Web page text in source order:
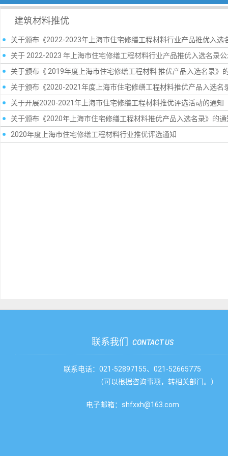
建筑材料推优
关于颁布《2022-2023年上海市住宅修缮工程材料行业产品推优入选
关于 2022-2023 年上海市住宅修缮工程材料行业产品推优入选名录
关于颁布《 2019年度上海市住宅修缮工程材料 推优产品入选名录》
关于颁布《2020-2021年度上海市住宅修缮工程材料推优产品入选名
关于开展2020-2021年上海市住宅修缮工程材料推优评选活动的通知
关于颁布《2020年上海市住宅修缮工程材料推优产品入选名录》的通
2020年度上海市住宅修缮工程材料行业推优评选通知
联系我们 CONTACT US
联系电话：021-52897155、021-52665775
（可以根据咨询事项，转相关部门。）
电子邮箱：shfxxh@163.com